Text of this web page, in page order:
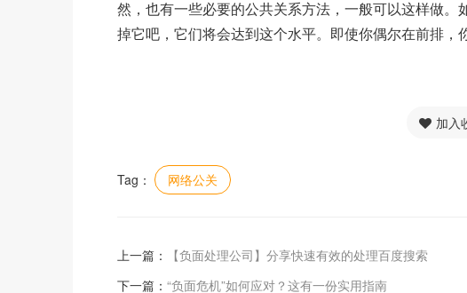
然，也有一些必要的公共关系方法，一般可以这样做
掉它吧，它们将会达到这个水平。即使你偶尔在前排，
加入
Tag： 网络公关
上一篇：
【负面处理公司】分享快速有效的处理百度搜索
下一篇： “负面危机”如何应对？这有一份实用指南